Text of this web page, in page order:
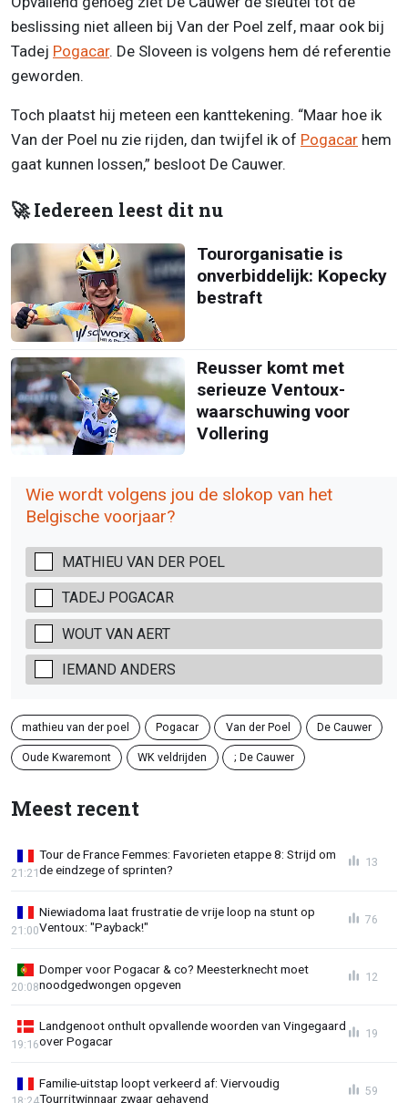
beslissing niet alleen bij Van der Poel zelf, maar ook bij
Tadej Pogacar. De Sloveen is volgens hem dé referentie
geworden.
Toch plaatst hij meteen een kanttekening. “Maar hoe ik
Van der Poel nu zie rijden, dan twijfel ik of Pogacar hem
gaat kunnen lossen,” besloot De Cauwer.
🚀 Iedereen leest dit nu
Tourorganisatie is
onverbiddelijk: Kopecky
bestraft
Reusser komt met
serieuze Ventoux-
waarschuwing voor
Vollering
Wie wordt volgens jou de slokop van het
Belgische voorjaar?
MATHIEU VAN DER POEL
TADEJ POGACAR
WOUT VAN AERT
IEMAND ANDERS
mathieu van der poel Pogacar Van der Poel De Cauwer
Oude Kwaremont WK veldrijden ; De Cauwer
Meest recent
Tour de France Femmes: Favorieten etappe 8: Strijd om
de eindzege of sprinten?
21:21
13
Niewiadoma laat frustratie de vrije loop na stunt op
Ventoux: "Payback!"
21:00
76
Domper voor Pogacar & co? Meesterknecht moet
noodgedwongen opgeven
20:08
12
Landgenoot onthult opvallende woorden van Vingegaard
over Pogacar
19:16
19
Familie-uitstap loopt verkeerd af: Viervoudig
Tourritwinnaar zwaar gehavend
59